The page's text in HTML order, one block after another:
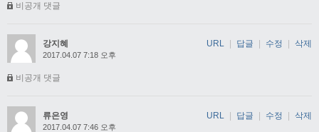
비공개 댓글
강지혜
2017.04.07 7:18 오후
비공개 댓글
URL 답글 수정 삭제
류은영
2017.04.07 7:46 오후
URL 답글 수정 삭제